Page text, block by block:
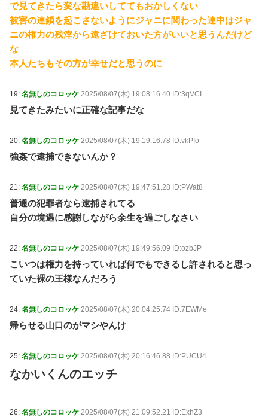
で見てきたら変な勘違いしててもおかしくない
被害の連鎖を起こさないようにジャニに関わった連中はジャ
ニの権力の残滓から遠ざけておいた方がいいと思うんだけど
な
本人たちもその方が幸せだと思うのに
19: 名無しのコロッケ 2025/08/07(木) 19:08:16.40 ID:3qVCI
見てきたみたいに正確な記事だな
20: 名無しのコロッケ 2025/08/07(木) 19:19:16.78 ID:vkPIo
強姦で逮捕できないんか？
21: 名無しのコロッケ 2025/08/07(木) 19:47:51.28 ID:PWat8
普通の犯罪者なら逮捕されてる
自分の境遇に感謝しながら余生を過ごしなさい
22: 名無しのコロッケ 2025/08/07(木) 19:49:56.09 ID:ozbJP
こいつは権力を持っていれば何でもできるし許されると思っ
ていた裸の王様なんだろう
24: 名無しのコロッケ 2025/08/07(木) 20:04:25.74 ID:7EWMe
帰らせる山口のがマシやんけ
25: 名無しのコロッケ 2025/08/07(木) 20:16:46.88 ID:PUCU4
なかいくんのエッチ
26: 名無しのコロッケ 2025/08/07(木) 21:09:52.21 ID:ExhZ3